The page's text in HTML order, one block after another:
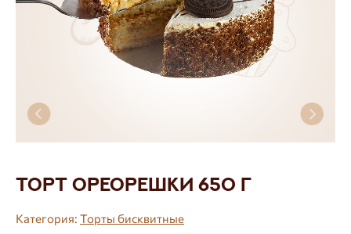
Торт Ореорешки 650 г
Категория: Торты бисквитные